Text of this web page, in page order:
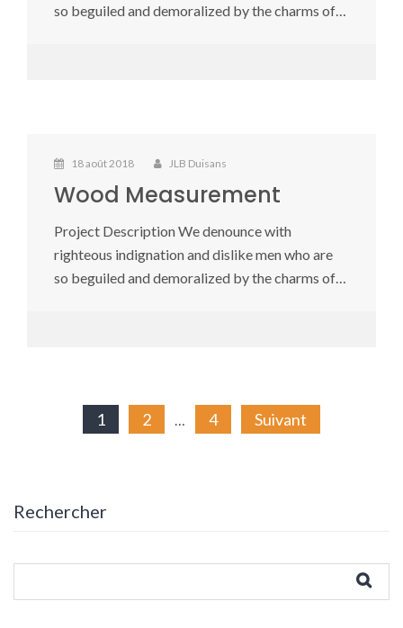
so beguiled and demoralized by the charms of…
18 août 2018 JLB Duisans
Wood Measurement
Project Description We denounce with
righteous indignation and dislike men who are
so beguiled and demoralized by the charms of…
Pagination
1 2 4 Suivant
Rechercher